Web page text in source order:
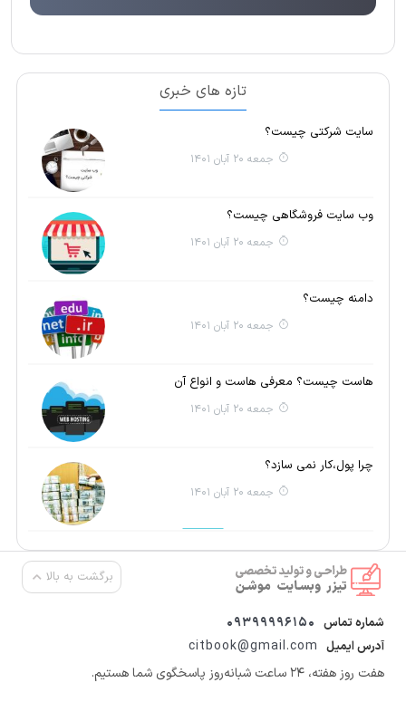
تازه های خبری
سایت شرکتی چیست؟
جمعه 20 آبان 1401
وب سایت فروشگاهی چیست؟
جمعه 20 آبان 1401
دامنه چیست؟
جمعه 20 آبان 1401
هاست چیست؟ معرفی هاست و انواع آن
جمعه 20 آبان 1401
چرا پول،کار نمی سازد؟
جمعه 20 آبان 1401
برگشت به بالا
شماره تماس 09399996150
آدرس ایمیل citbook@gmail.com
هفت روز هفته، ۲۴ ساعت شبانه‌روز پاسخگوی شما هستیم.